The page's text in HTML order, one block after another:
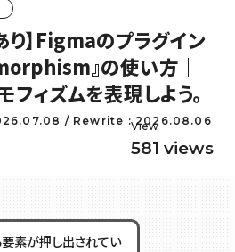
り】Figmaのプラグイン
』の使い方｜
フィズムを表現しよう。
/ Rewrite : 2026.08.06
View
581 views
素が押し出されてい